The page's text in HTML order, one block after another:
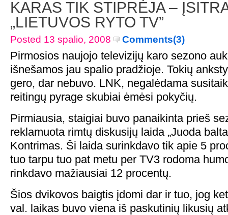
KARAS TIK STIPRĖJA –
„LIETUVOS RYTO TV”
Posted 13 spalio, 2008 Comments(3)
Pirmosios naujojo televizijų karo sezono
išnešamos jau spalio pradžioje. Tokių
gero, dar nebuvo. LNK, negalėdama
reitingų pyrage skubiai ėmėsi pokyčių.
Pirmiausia, staigiai buvo panaikinta prieš
reklamuota rimtų diskusijų laida „Juoda
Kontrimas. Ši laida surinkdavo tik apie 5
tuo tarpu tuo pat metu per TV3 rodoma
rinkdavo mažiausiai 12 procentų.
Šios dvikovos baigtis įdomi dar ir tuo, jog
val. laikas buvo viena iš paskutinių likusių